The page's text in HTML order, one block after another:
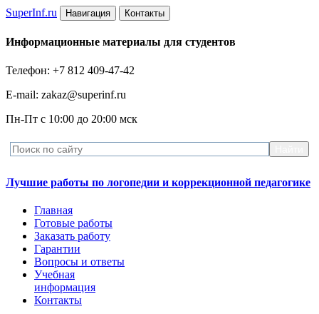
SuperInf.ru Навигация Контакты
Информационные материалы для студентов
Телефон: +7 812 409-47-42
E-mail: zakaz@superinf.ru
Пн-Пт с 10:00 до 20:00 мск
Лучшие работы по логопедии и коррекционной педагогике
Главная
Готовые работы
Заказать работу
Гарантии
Вопросы и ответы
Учебная
информация
Контакты